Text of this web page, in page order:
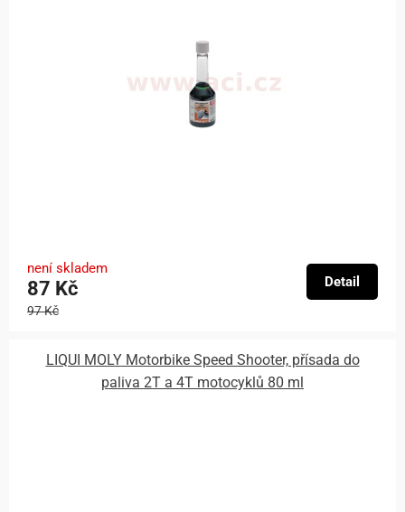
není skladem
87 Kč
97 Kč
Detail
LIQUI MOLY Motorbike Speed Shooter, přísada do
paliva 2T a 4T motocyklů 80 ml